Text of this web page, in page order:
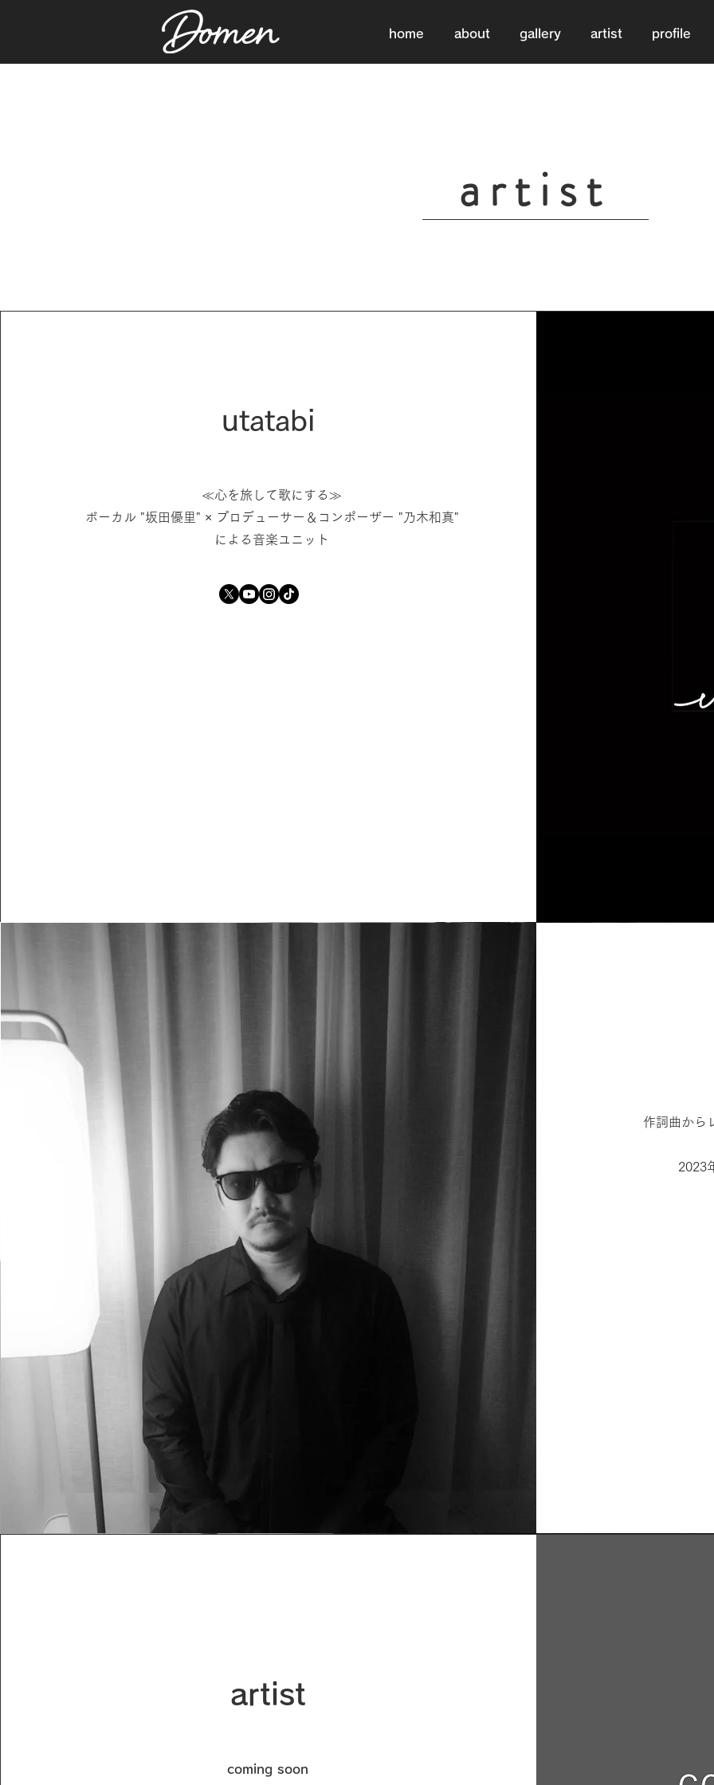
home about gallery artist profile
artist
utatabi
≪心を旅して歌にする≫
ボーカル "坂田優里" × プロデューサー＆コンポーザー "乃木和真"
による音楽ユニット
作詞曲から
2023
artist
coming soon